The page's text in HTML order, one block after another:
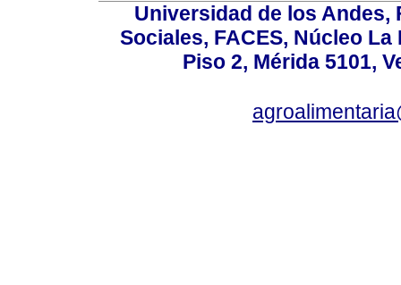
Universidad de los Andes,
Sociales, FACES, Núcleo
Piso 2, Mérida 5101,